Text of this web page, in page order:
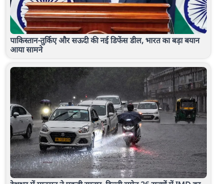
पाकिस्तान-तुर्किए और सऊदी की नई डिफेंस डील, भारत का बड़ा बयान
आया सामने